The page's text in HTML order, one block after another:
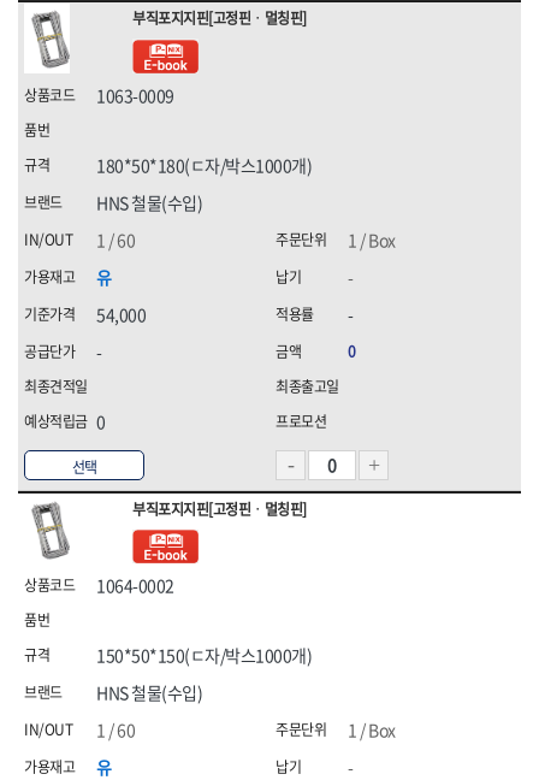
선택
부직포지지핀[고정핀ㆍ멀칭핀]
1063-0009
HNS 철물(수입)
1 / Box
유
54,000
-
0
180*50*180(ㄷ자/박스1000개)
1 / 60
-
-
0
부직포지지핀[고정핀ㆍ멀칭핀]
1064-0002
HNS 철물(수입)
1 / Box
유
150*50*150(ㄷ자/박스1000개)
1 / 60
-